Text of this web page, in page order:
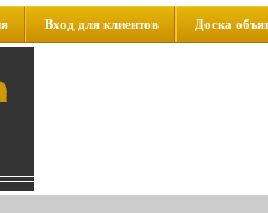
Вход для клиентов Доска